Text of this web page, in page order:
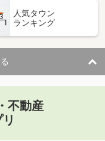
人気タウン
ランキング
不動産